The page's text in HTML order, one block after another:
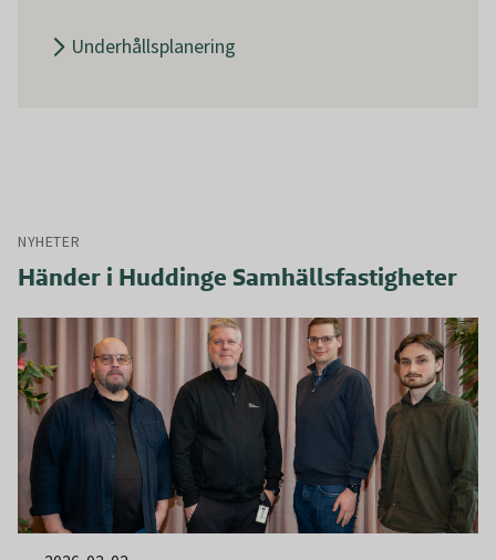
Underhållsplanering
NYHETER
Händer i Huddinge Samhällsfastigheter